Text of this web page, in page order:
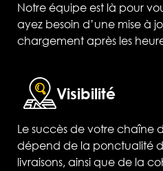
Notre équipe est là pour
ayez besoin d’une mise à
chargement après les
Visibilité
Le succès de votre chaîne
dépend de la ponctualité
livraisons, ainsi que de la